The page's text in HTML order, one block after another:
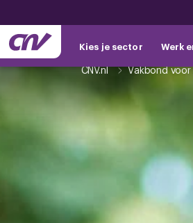
Kies je sector Werk
CNV.nl
Vakbond